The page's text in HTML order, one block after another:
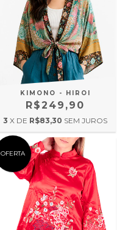
KIMONO - HIROI
R$249,90
3 X DE R$83,30 SEM JUROS
OFERTA